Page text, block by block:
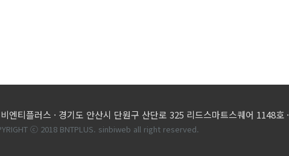
엔티플러스 · 경기도 안산시 단원구 산단로 325 리드스마트스퀘어 1148호 ·
ⓒ 2018 BNTPLUS. sinbiweb all right reserved.